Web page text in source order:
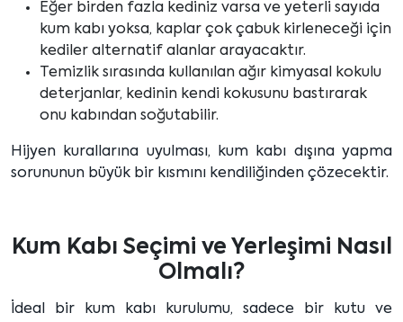
Eğer birden fazla kediniz varsa ve yeterli sayıda
kum kabı yoksa, kaplar çok çabuk kirleneceği için
kediler alternatif alanlar arayacaktır.
Temizlik sırasında kullanılan ağır kimyasal kokulu
deterjanlar, kedinin kendi kokusunu bastırarak
onu kabından soğutabilir.
Hijyen kurallarına uyulması, kum kabı dışına yapma
sorununun büyük bir kısmını kendiliğinden çözecektir.
Kum Kabı Seçimi ve Yerleşimi Nasıl
Olmalı?
İdeal bir kum kabı kurulumu, sadece bir kutu ve